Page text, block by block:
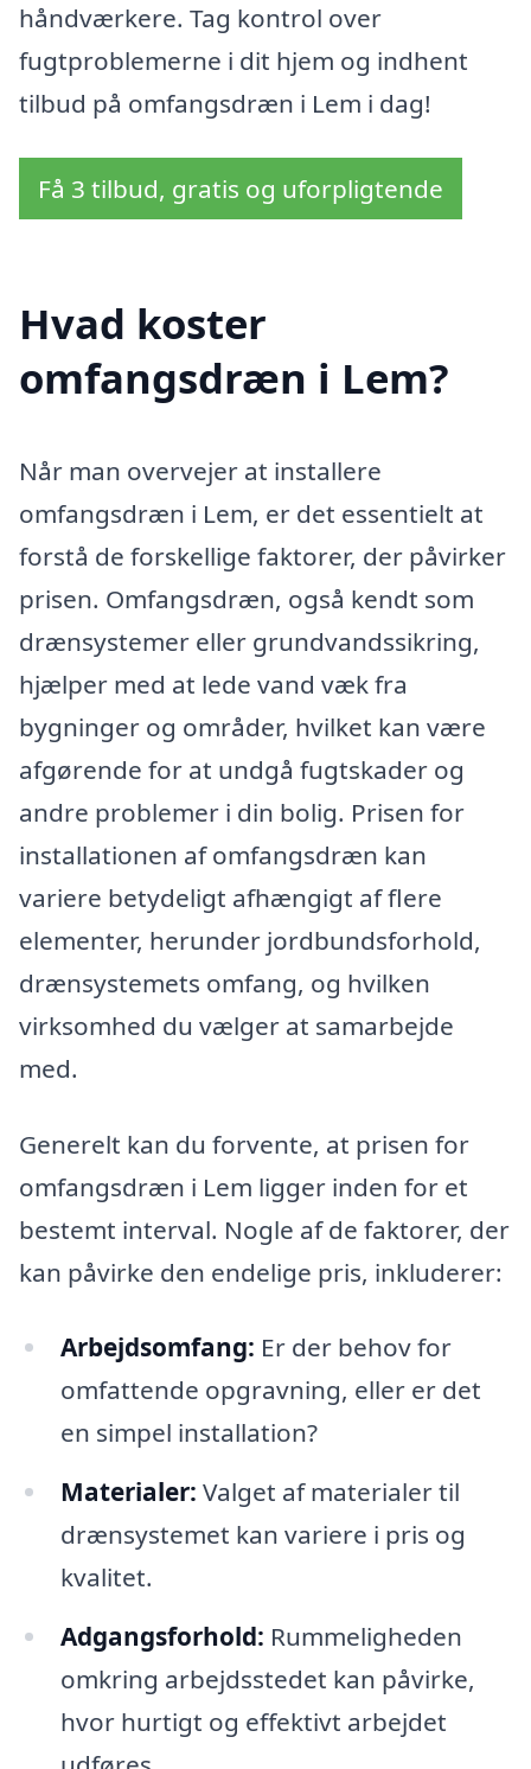
håndværkere. Tag kontrol over
fugtproblemerne i dit hjem og indhent
tilbud på omfangsdræn i Lem i dag!
Få 3 tilbud, gratis og uforpligtende
Hvad koster
omfangsdræn i Lem?
Når man overvejer at installere
omfangsdræn i Lem, er det essentielt at
forstå de forskellige faktorer, der påvirker
prisen. Omfangsdræn, også kendt som
drænsystemer eller grundvandssikring,
hjælper med at lede vand væk fra
bygninger og områder, hvilket kan være
afgørende for at undgå fugtskader og
andre problemer i din bolig. Prisen for
installationen af omfangsdræn kan
variere betydeligt afhængigt af flere
elementer, herunder jordbundsforhold,
drænsystemets omfang, og hvilken
virksomhed du vælger at samarbejde
med.
Generelt kan du forvente, at prisen for
omfangsdræn i Lem ligger inden for et
bestemt interval. Nogle af de faktorer, der
kan påvirke den endelige pris, inkluderer:
Arbejdsomfang: Er der behov for
omfattende opgravning, eller er det
en simpel installation?
Materialer: Valget af materialer til
drænsystemet kan variere i pris og
kvalitet.
Adgangsforhold: Rummeligheden
omkring arbejdsstedet kan påvirke,
hvor hurtigt og effektivt arbejdet